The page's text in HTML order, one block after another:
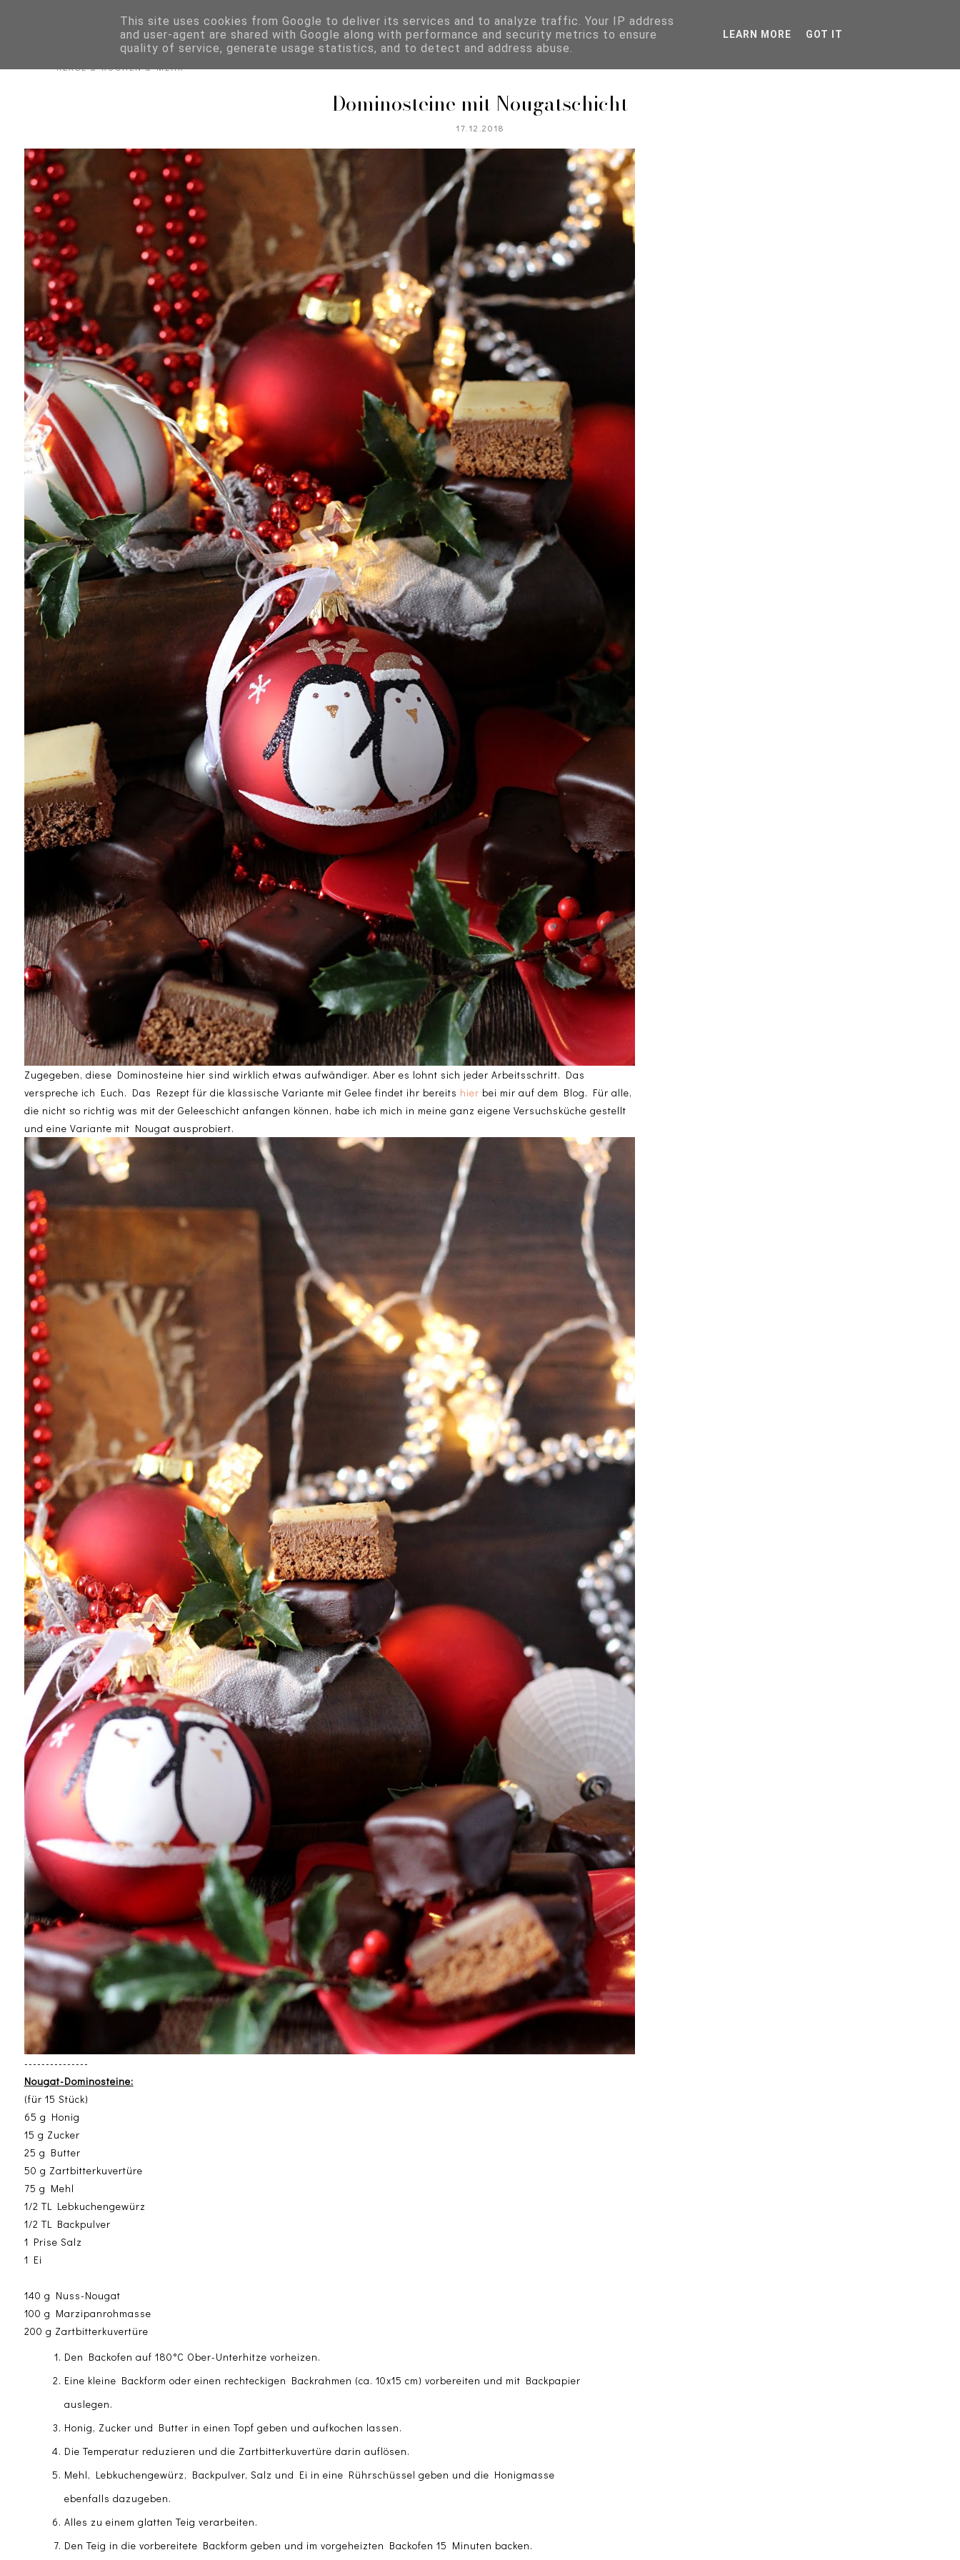
Biskuitwerkstatt
KEKSE & KUCHEN & MEHR
REZEPTKATEGORIEN
Dominosteine mit Nougatschicht
17.12.2018
Zugegeben, diese Dominosteine hier sind wirklich etwas aufwändiger. Aber es lohnt sich jeder Arbeitsschritt. Das
verspreche ich Euch. Das Rezept für die klassische Variante mit Gelee findet ihr bereits hier bei mir auf dem Blog. Für alle,
die nicht so richtig was mit der Geleeschicht anfangen können, habe ich mich in meine ganz eigene Versuchsküche gestellt
und eine Variante mit Nougat ausprobiert.
---------------
Nougat-Dominosteine:
(für 15 Stück)
65 g Honig
15 g Zucker
25 g Butter
50 g Zartbitterkuvertüre
75 g Mehl
1/2 TL Lebkuchengewürz
1/2 TL Backpulver
1 Prise Salz
1 Ei
140 g Nuss-Nougat
100 g Marzipanrohmasse
200 g Zartbitterkuvertüre
Den Backofen auf 180°C Ober-Unterhitze vorheizen.
Eine kleine Backform oder einen rechteckigen Backrahmen (ca. 10x15 cm) vorbereiten und mit Backpapier
auslegen.
Honig, Zucker und Butter in einen Topf geben und aufkochen lassen.
Die Temperatur reduzieren und die Zartbitterkuvertüre darin auflösen.
Mehl, Lebkuchengewürz, Backpulver, Salz und Ei in eine Rührschüssel geben und die Honigmasse
ebenfalls dazugeben.
Alles zu einem glatten Teig verarbeiten.
Den Teig in die vorbereitete Backform geben und im vorgeheizten Backofen 15 Minuten backen.
This site uses cookies from Google to deliver its services and to analyze traffic. Your IP address
and user-agent are shared with Google along with performance and security metrics to ensure
quality of service, generate usage statistics, and to detect and address abuse.
LEARN MORE GOT IT